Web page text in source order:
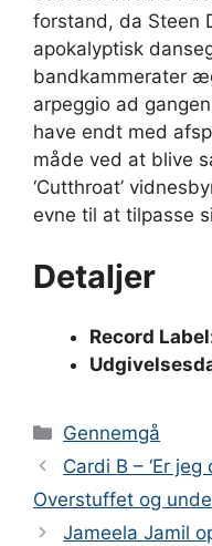
forstand, da Steen
apokalyptisk
bandkammerater
arpeggio ad
have endt med
måde ved at blive
‘Cutthroat’
evne til at tilpasse
Detaljer
Record
Kategorier
Gennemgå
Cardi B – ‘Er
Overstuffet og
Jameela Jamil